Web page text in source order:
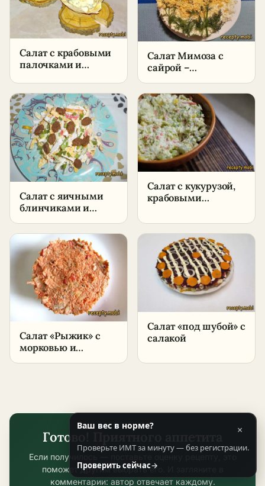
Салат с крабовыми
палочками и
пошаговый рецепт
в домашних
условиях
Салат Мимоза с
сайрой –
в домашних
условиях
Салат с яичными
блинчиками и
палочками
Салат с кукурузой,
крабовыми
плавленым сыром
– пошаговый
рецепт в домашних
условиях
Салат «Рыжик» с
морковью и
Салат «под шубой» с
салакой
Готово! Приятного аппетита
Если получилось — поставьте оценку рецепту, это
поможет другим выбрать его. И загляните в
комментарии: автор отвечает каждому.
Ваш вес в норме? ×
Проверьте ИМТ за минуту — без регистрации.
Проверить сейчас→